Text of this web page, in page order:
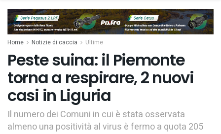
Home Notizie di caccia Ultime
Peste suina: il Piemonte
torna a respirare, 2 nuovi
casi in Liguria
Il numero dei Comuni in cui è stata osservata
almeno una positività al virus è fermo a quota 205